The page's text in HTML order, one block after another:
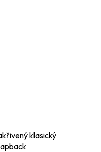
klasický